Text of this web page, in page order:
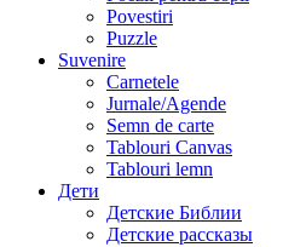
Povestiri
Puzzle
Suvenire
Carnetele
Jurnale/Agende
Semn de carte
Tablouri Canvas
Tablouri lemn
Дети
Детские Библии
Детские рассказы